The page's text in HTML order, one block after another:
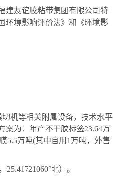
建友谊胶粘带集团有限公司特
环境影响评价法》和《环境影
机等相关附属设备，技术水平
案为：年产不干胶标签23.64万
5.5万吨(其中自用 1 万吨，外售
25.41721060°北）。